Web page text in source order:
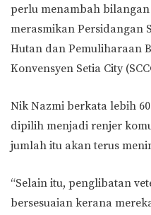
perlu menambah bilangan
merasmikan Persidangan
Hutan dan Pemuliharaan
Konvensyen Setia City
Nik Nazmi berkata lebih
dipilih menjadi renjer
jumlah itu akan terus
“Selain itu, penglibatan
bersesuaian kerana